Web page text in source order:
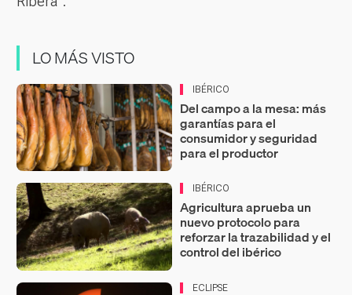
LO MÁS VISTO
IBÉRICO
Del campo a la mesa: más
garantías para el
consumidor y seguridad
para el productor
IBÉRICO
Agricultura aprueba un
nuevo protocolo para
reforzar la trazabilidad y el
control del ibérico
ECLIPSE